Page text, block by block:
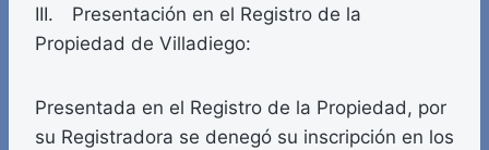
III. Presentación en el Registro de la
Propiedad de Villadiego:
Presentada en el Registro de la Propiedad, por
su Registradora se denegó su inscripción en los